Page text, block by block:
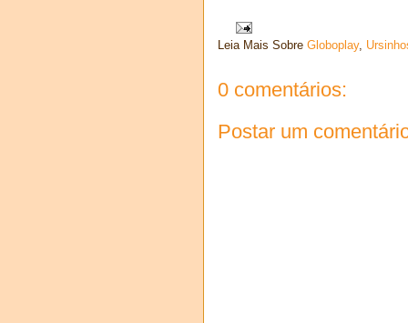
Leia Mais Sobre Globoplay,
0 comentários:
Postar um